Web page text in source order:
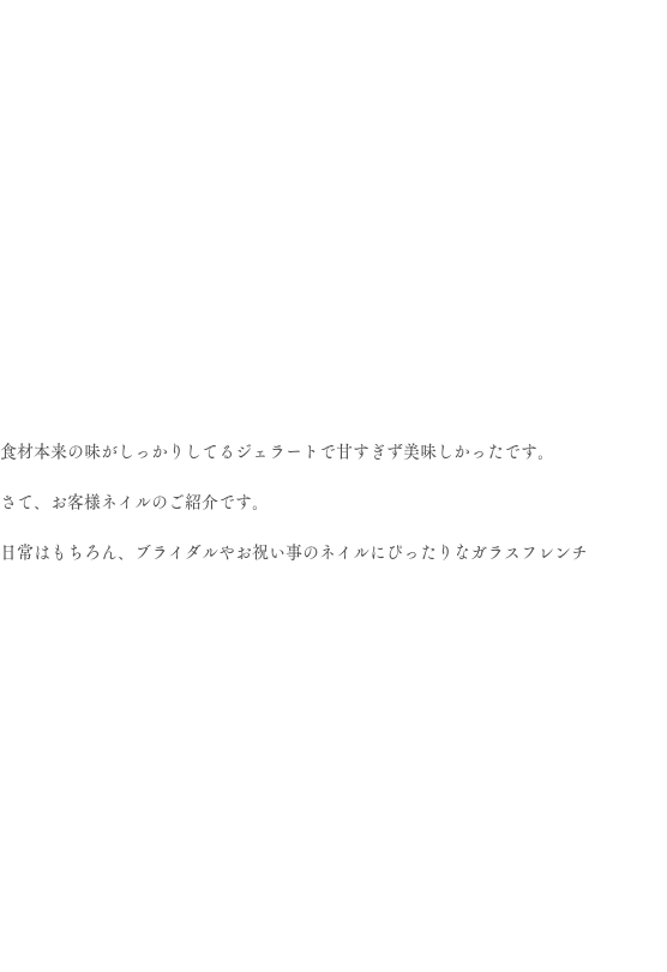
食材本来の味がしっかりしてるジェラートで甘すぎず美味しかったです。
さて、お客様ネイルのご紹介です。
日常はもちろん、ブライダルやお祝い事のネイルにぴったりなガラスフレンチ